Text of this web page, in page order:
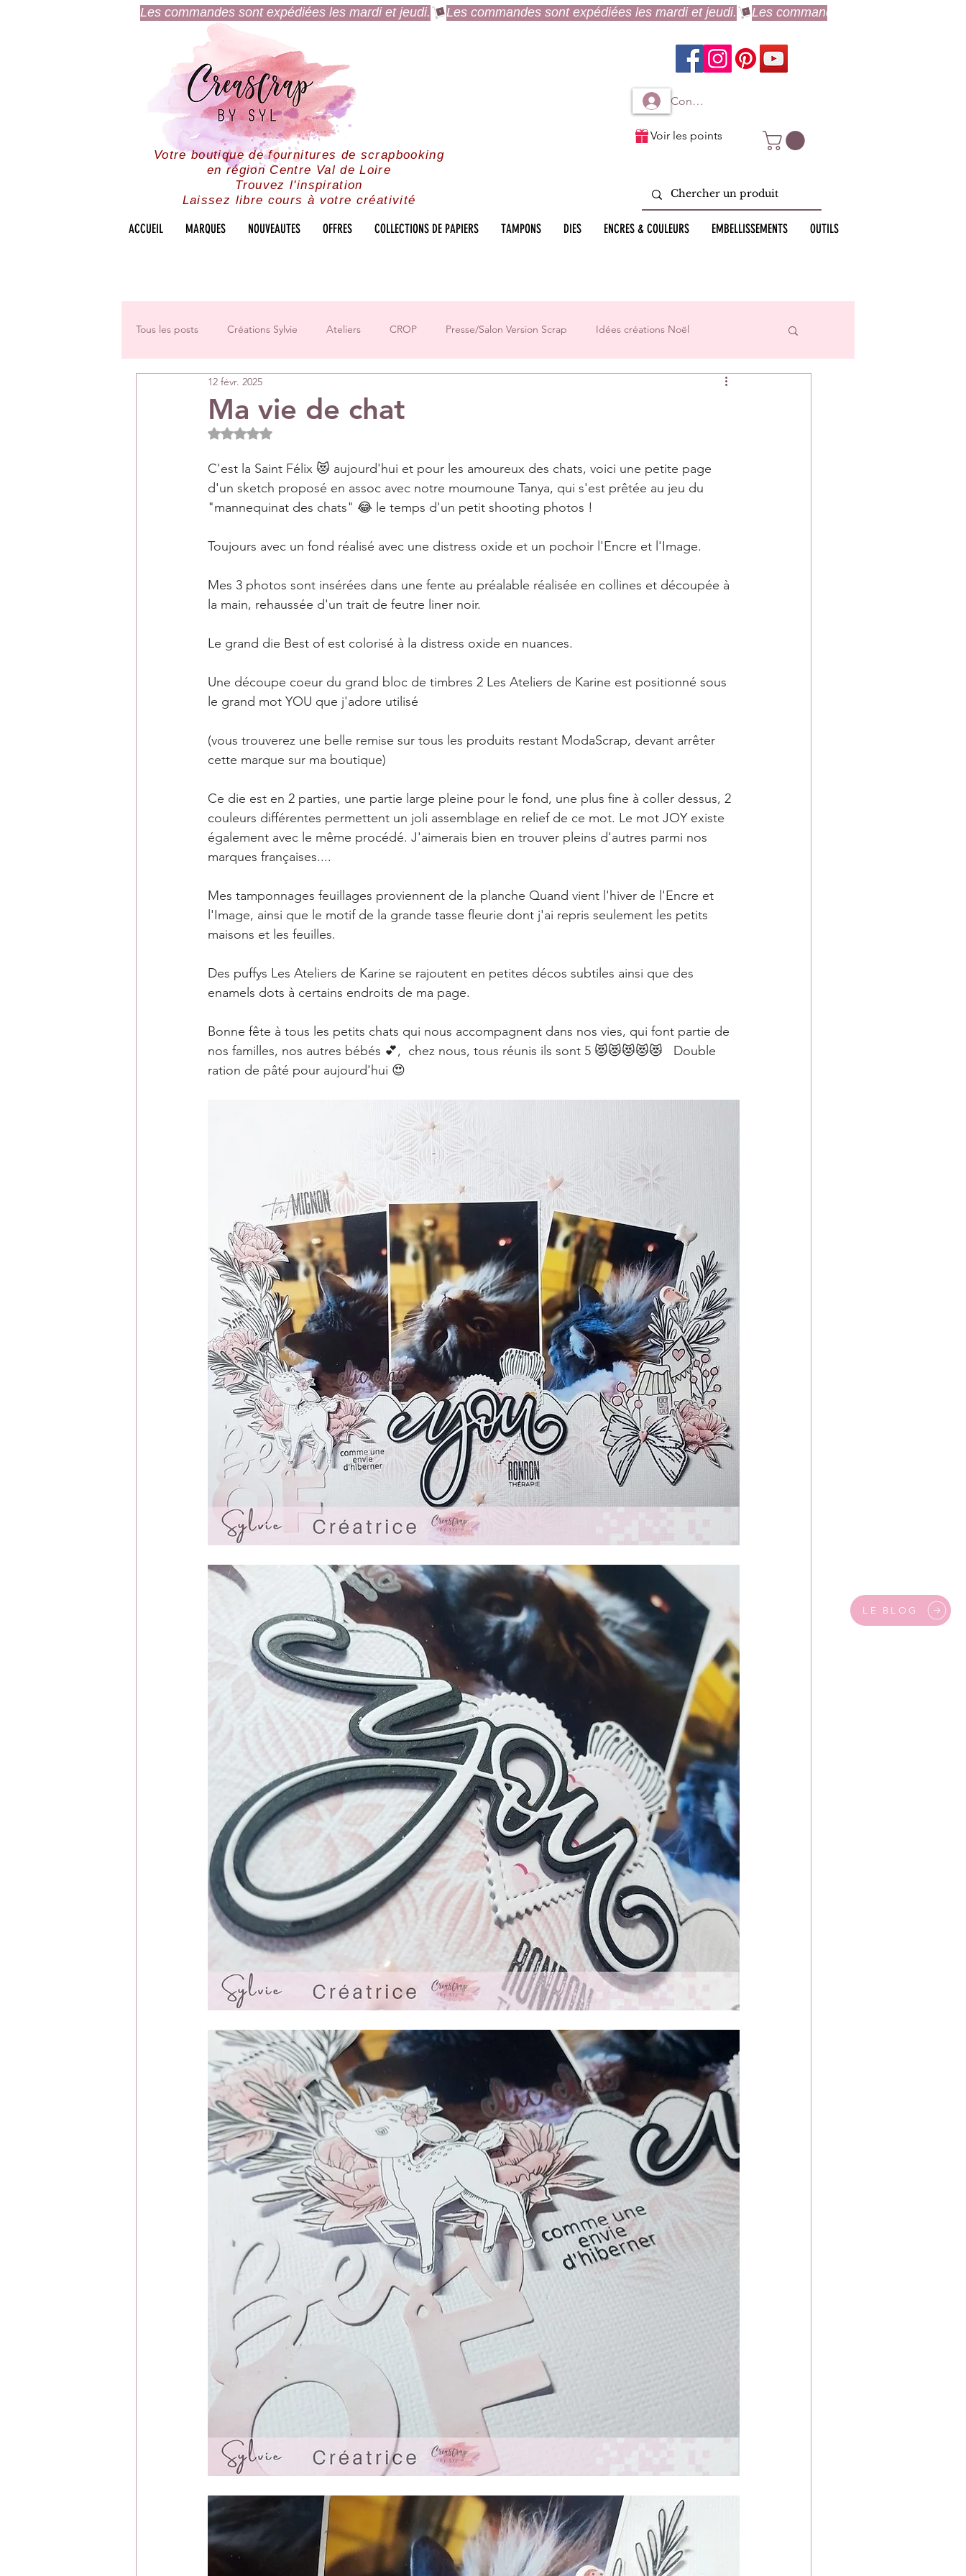
Les commandes sont expédiées les mardi et jeudi.
Votre boutique de fournitures de scrapbooking
en région Centre Val de Loire
Trouvez l'inspiration
Laissez libre cours à votre créativité
Connexion à mon compte
Voir les points
ACCUEIL MARQUES NOUVEAUTES OFFRES COLLECTIONS DE PAPIERS TAMPONS DIES ENCRES & COULEURS EMBELLISSEMENTS OUTILS
LE BLOG
Tous les posts Créations Sylvie Ateliers CROP Presse/Salon Version Scrap Idées créations Noël
Challenges groupe
Créations Les Papiers de Pandore
DT Véronique DT Céline DT Tiffany DT Rose DT Aurore IC Florence
Ma vie de chat
12 févr. 2025
Noté NaN étoiles sur 5.
C'est la Saint Félix 😻 aujourd'hui et pour les amoureux des chats, voici une petite page
d'un sketch proposé en assoc avec notre moumoune Tanya, qui s'est prêtée au jeu du
"mannequinat des chats" 😂 le temps d'un petit shooting photos !
Toujours avec un fond réalisé avec une distress oxide et un pochoir l'Encre et l'Image.
Mes 3 photos sont insérées dans une fente au préalable réalisée en collines et découpée à
la main, rehaussée d'un trait de feutre liner noir.
Le grand die Best of est colorisé à la distress oxide en nuances.
Une découpe coeur du grand bloc de timbres 2 Les Ateliers de Karine est positionné sous
le grand mot YOU que j'adore utilisé
(vous trouverez une belle remise sur tous les produits restant ModaScrap, devant arrêter
cette marque sur ma boutique)
Ce die est en 2 parties, une partie large pleine pour le fond, une plus fine à coller dessus, 2
couleurs différentes permettent un joli assemblage en relief de ce mot. Le mot JOY existe
également avec le même procédé. J'aimerais bien en trouver pleins d'autres parmi nos
marques françaises....
Mes tamponnages feuillages proviennent de la planche Quand vient l'hiver de l'Encre et
l'Image, ainsi que le motif de la grande tasse fleurie dont j'ai repris seulement les petits
maisons et les feuilles.
Des puffys Les Ateliers de Karine se rajoutent en petites décos subtiles ainsi que des
enamels dots à certains endroits de ma page.
Bonne fête à tous les petits chats qui nous accompagnent dans nos vies, qui font partie de
nos familles, nos autres bébés 💕,  chez nous, tous réunis ils sont 5 😻😻😻😻😻   Double
ration de pâté pour aujourd'hui 😍